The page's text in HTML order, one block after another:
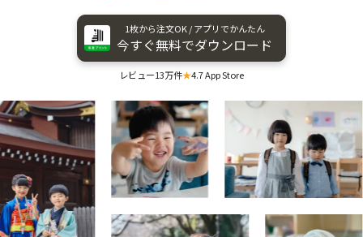
1枚から​注文OK / アプリで​かんたん
今すぐ​無料で​ダウンロード
レビュー13万件★4.7 App Store